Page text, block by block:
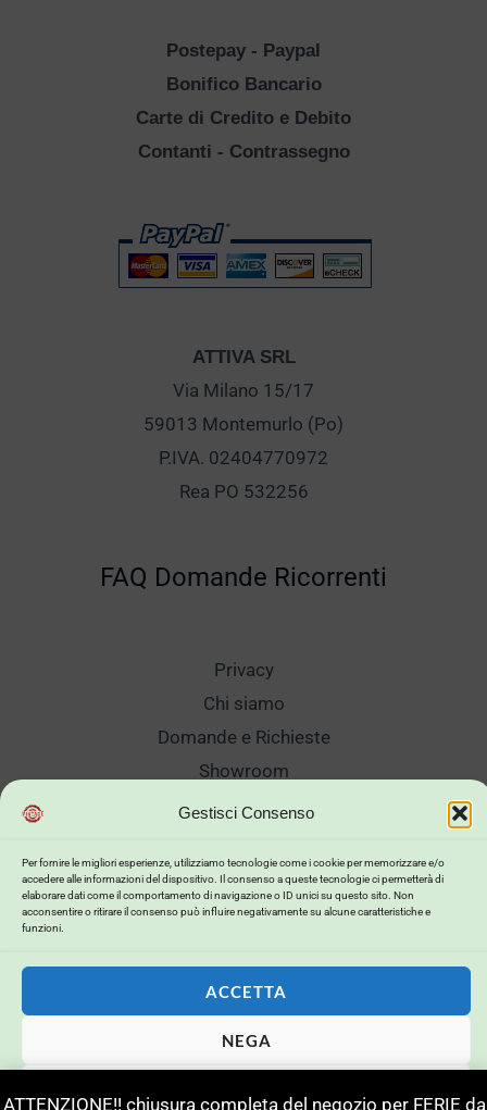
Gestisci Consenso
Per fornire le migliori esperienze, utilizziamo tecnologie come i cookie per memorizzare e/o
accedere alle informazioni del dispositivo. Il consenso a queste tecnologie ci permetterà di
elaborare dati come il comportamento di navigazione o ID unici su questo sito. Non
acconsentire o ritirare il consenso può influire negativamente su alcune caratteristiche e
funzioni.
ACCETTA
NEGA
ATTENZIONE!! chiusura completa del negozio per FERIE
Postepay - Paypal
Bonifico Bancario
Carte di Credito e Debito
Contanti - Contrassegno
ATTIVA SRL
Via Milano 15/17
59013 Montemurlo (Po)
P.IVA. 02404770972
Rea PO 532256
FAQ Domande Ricorrenti
Privacy
Chi siamo
Domande e Richieste
Showroom
Spedizioni
Reso Cambio Merce
Lavora Con Noi
Copyright © 2026 . Powered by .